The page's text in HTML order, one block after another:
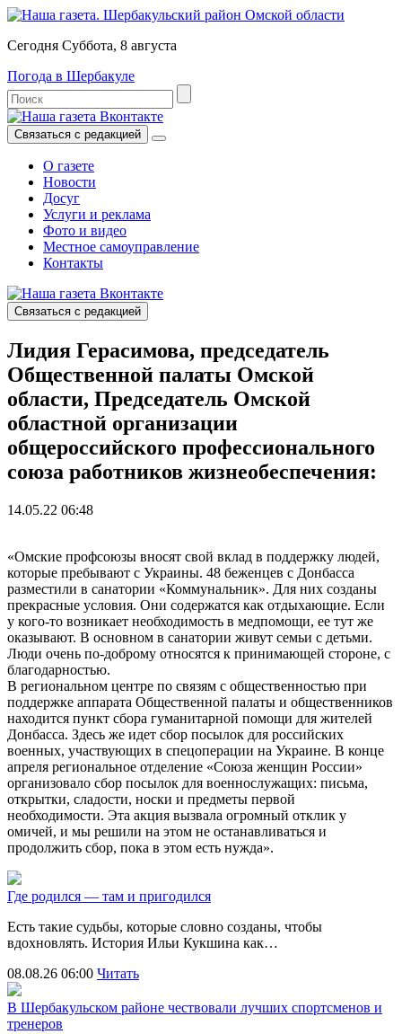
Сегодня Суббота, 8 августа
Погода в Шербакуле
Связаться с редакцией
О газете
Новости
Досуг
Услуги и реклама
Фото и видео
Местное самоуправление
Контакты
Связаться с редакцией
Лидия Герасимова, председатель
Общественной палаты Омской
области, Председатель Омской
областной организации
общероссийского профессионального
союза работников жизнеобеспечения:
14.05.22 06:48
«Омские профсоюзы вносят свой вклад в поддержку людей,
которые пребывают с Украины. 48 беженцев с Донбасса
разместили в санатории «Коммунальник». Для них созданы
прекрасные условия. Они содержатся как отдыхающие. Если
у кого-то возникает необходимость в медпомощи, ее тут же
оказывают. В основном в санатории живут семьи с детьми.
Люди очень по-доброму относятся к принимающей стороне, с
благодарностью.
В региональном центре по связям с общественностью при
поддержке аппарата Общественной палаты и общественников
находится пункт сбора гуманитарной помощи для жителей
Донбасса. Здесь же идет сбор посылок для российских
военных, участвующих в спецоперации на Украине. В конце
апреля региональное отделение «Союза женщин России»
организовало сбор посылок для военнослужащих: письма,
открытки, сладости, носки и предметы первой
необходимости. Эта акция вызвала огромный отклик у
омичей, и мы решили на этом не останавливаться и
продолжить сбор, пока в этом есть нужда».
Где родился — там и пригодился
Есть такие судьбы, которые словно созданы, чтобы
вдохновлять. История Ильи Кукшина как…
08.08.26 06:00 Читать
В Шербакульском районе чествовали лучших спортсменов и
тренеров